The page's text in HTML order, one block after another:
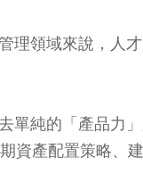
領域來說，人
單純的「產品力
資產配置策略、